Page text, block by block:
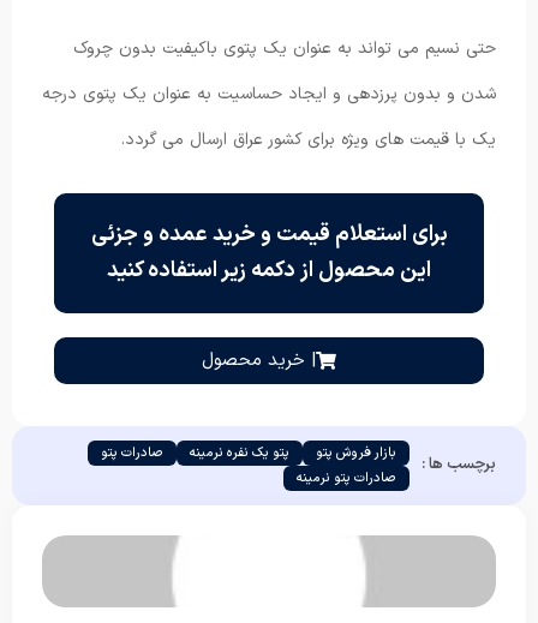
حتی نسیم می تواند به عنوان یک پتوی باکیفیت بدون چروک
شدن و بدون پرزدهی و ایجاد حساسیت به عنوان یک پتوی درجه
یک با قیمت های ویژه برای کشور عراق ارسال می گردد.
برای استعلام قیمت و خرید عمده و جزئی
این محصول از دکمه زیر استفاده کنید
| خرید محصول
برچسب ها : بازار فروش پتو پتو یک نفره نرمینه
صادرات پتو
صادرات پتو نرمینه